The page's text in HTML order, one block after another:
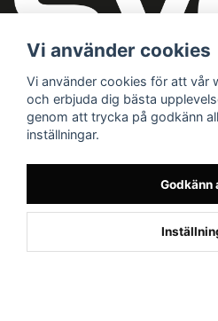
Vi använder cookies
Vi använder cookies för att vår
och erbjuda dig bästa
genom att trycka på godkänn
inställningar.
Godkänn